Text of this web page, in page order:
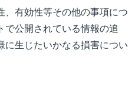
有効性等その他の事項につ
公開されている情報の追
に生じたいかなる損害につい